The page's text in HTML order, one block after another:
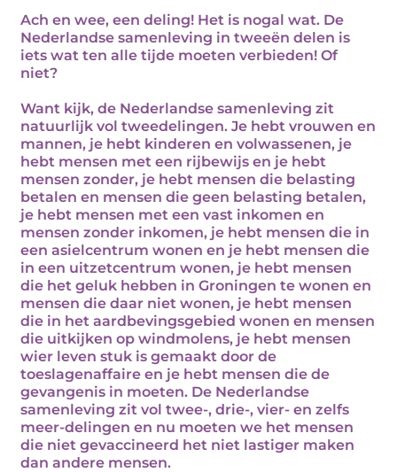
Ach en wee, een deling! Het is nogal wat. De
Nederlandse samenleving in tweeën delen is
iets wat ten alle tijde moeten verbieden! Of
niet?
Want kijk, de Nederlandse samenleving zit
natuurlijk vol tweedelingen. Je hebt vrouwen en
mannen, je hebt kinderen en volwassenen, je
hebt mensen met een rijbewijs en je hebt
mensen zonder, je hebt mensen die belasting
betalen en mensen die geen belasting betalen,
je hebt mensen met een vast inkomen en
mensen zonder inkomen, je hebt mensen die in
een asielcentrum wonen en je hebt mensen die
in een uitzetcentrum wonen, je hebt mensen
die het geluk hebben in Groningen te wonen en
mensen die daar niet wonen, je hebt mensen
die in het aardbevingsgebied wonen en mensen
die uitkijken op windmolens, je hebt mensen
wier leven stuk is gemaakt door de
toeslagenaffaire en je hebt mensen die de
gevangenis in moeten. De Nederlandse
samenleving zit vol twee-, drie-, vier- en zelfs
meer-delingen en nu moeten we het mensen
die niet gevaccineerd het niet lastiger maken
dan andere mensen.